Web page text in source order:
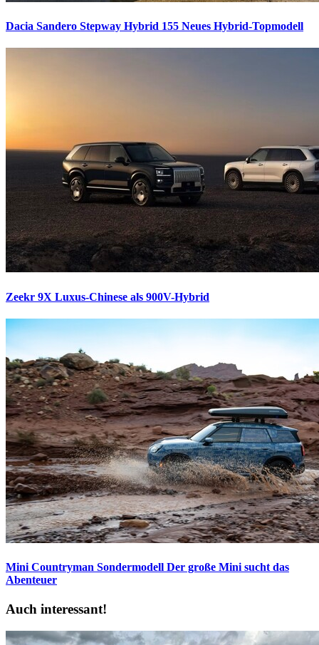
Dacia Sandero Stepway Hybrid 155 Neues Hybrid-Topmodell
Zeekr 9X Luxus-Chinese als 900V-Hybrid
Mini Countryman Sondermodell Der große Mini sucht das
Abenteuer
Auch interessant!